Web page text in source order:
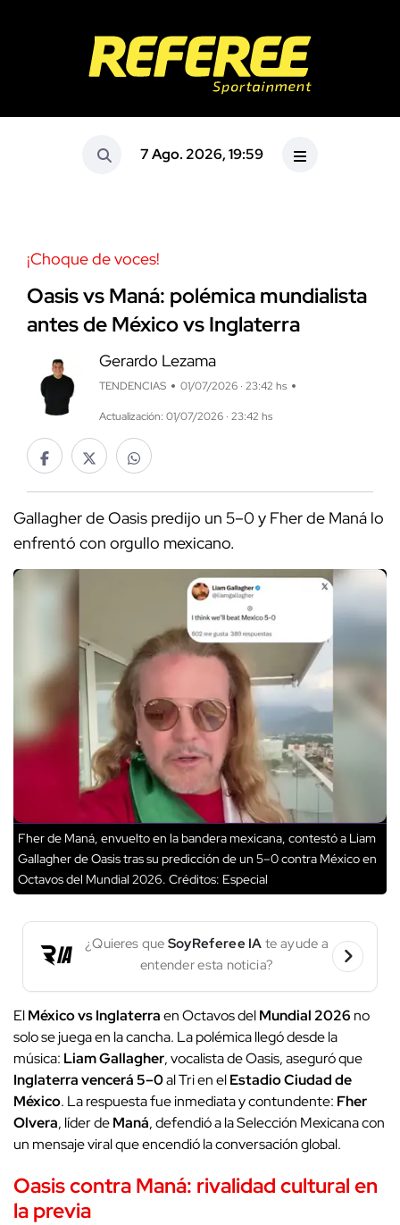
7 Ago. 2026, 19:59
¡Choque de voces!
Oasis vs Maná: polémica mundialista
antes de México vs Inglaterra
Gerardo Lezama
TENDENCIAS 01/07/2026 · 23:42 hs
Actualización: 01/07/2026 · 23:42 hs
Gallagher de Oasis predijo un 5–0 y Fher de Maná lo
enfrentó con orgullo mexicano.
Fher de Maná, envuelto en la bandera mexicana, contestó a Liam
Gallagher de Oasis tras su predicción de un 5–0 contra México en
Octavos del Mundial 2026. Créditos: Especial
¿Quieres que SoyReferee IA te ayude a
entender esta noticia?
ElMéxico vs Inglaterraen Octavos delMundial 2026no
solo se juega en la cancha. La polémica llegó desde la
música: Liam Gallagher, vocalista de Oasis, aseguró que
Inglaterra vencerá 5–0al Tri en elEstadio Ciudad de
México. La respuesta fue inmediata y contundente: Fher
Olvera, líder deManá, defendió a la Selección Mexicana con
un mensaje viral que encendió la conversación global.
Oasis contraManá: rivalidad cultural en
la previa